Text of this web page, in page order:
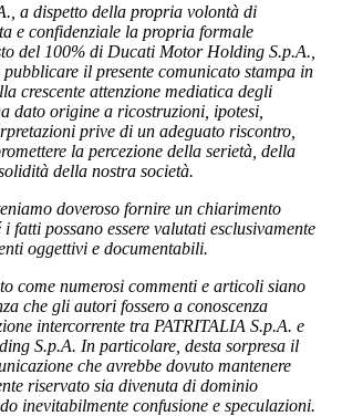
a dispetto della propria volontà di
e confidenziale la propria formale
del 100% di Ducati Motor Holding S.p.A.,
il presente comunicato stampa in
crescente attenzione mediatica degli
dato origine a ricostruzioni, ipotesi,
prive di un adeguato riscontro,
la percezione della serietà, della
della nostra società.
doveroso fornire un chiarimento
fatti possano essere valutati esclusivamente
oggettivi e documentabili.
come numerosi commenti e articoli siano
che gli autori fossero a conoscenza
intercorrente tra PATRITALIA S.p.A. e
S.p.A. In particolare, desta sorpresa il
che avrebbe dovuto mantenere
riservato sia divenuta di dominio
inevitabilmente confusione e speculazioni.